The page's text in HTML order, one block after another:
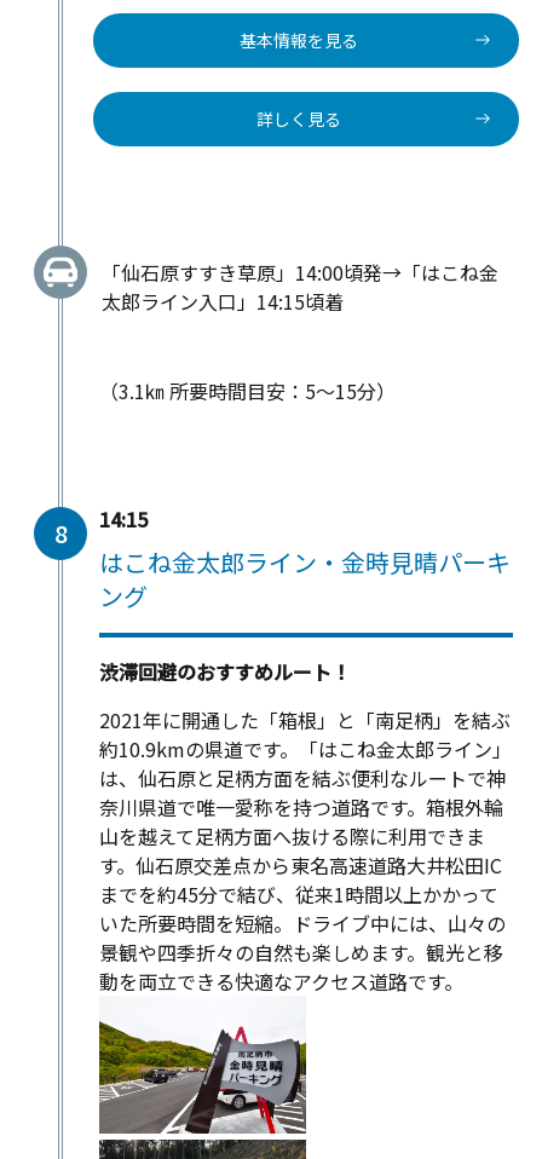
基本情報を見る
詳しく見る
「仙石原すすき草原」14:00頃発→「はこね金
太郎ライン入口」14:15頃着
（3.1㎞ 所要時間目安：5～15分）
8 14:15
はこね金太郎ライン・金時見晴パーキ
ング
渋滞回避のおすすめルート！
2021年に開通した「箱根」と「南足柄」 を結ぶ
約10.9kmの県道です。
「はこね金太郎ライン」
は、仙石原と足柄方面を結ぶ便利なルートで神
奈川県道で唯一愛称を持つ道路です。箱根外輪
山を越えて足柄方面へ抜ける際に利用できま
す。仙石原交差点から東名高速道路大井松田IC
までを約45分で結び、従来1時間以上かかって
いた所要時間を短縮。ドライブ中には、山々の
景観や四季折々の自然も楽しめます。観光と移
動を両立できる快適なアクセス道路です。